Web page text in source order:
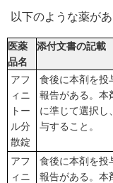
以下のような薬があ
医薬
品名
添付文書の記載
アフ
ィニ
トー
ル分
散錠
食後に本剤を投
報告がある。本
に準じて選択し
与すること。
アフ
ィニ
食後に本剤を投
報告がある。本